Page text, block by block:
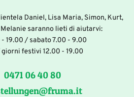
Daniel, Lisa Maria, Simon, Kurt,
saranno lieti di aiutarvi:
19.00 / sabato 7.00 - 9.00
festivi 12.00 - 19.00
0471 06 40 80